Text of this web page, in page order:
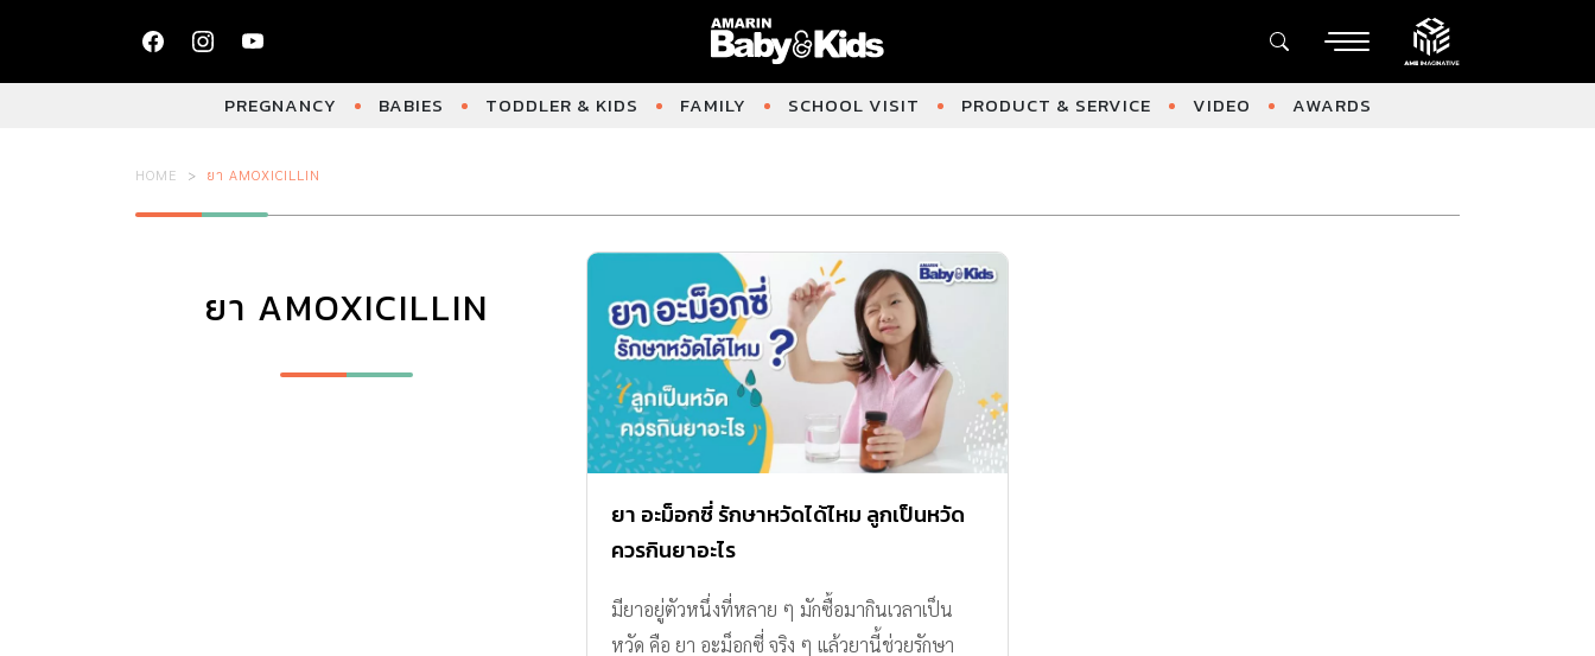
PREGNANCY BABIES TODDLER & KIDS FAMILY SCHOOL VISIT PRODUCT & SERVICE VIDEO AWARDS
HOME ยา AMOXICILLIN
ยา AMOXICILLIN
ยา อะม็อกซี่ รักษาหวัดได้ไหม ลูกเป็นหวัด
ควรกินยาอะไร
มียาอยู่ตัวหนึ่งที่หลาย ๆ มักซื้อมากินเวลาเป็น
หวัด คือ ยา อะม็อกซี่ จริง ๆ แล้วยานี้ช่วยรักษา